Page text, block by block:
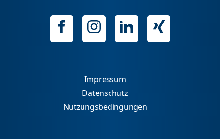
Impressum
Datenschutz
Nutzungsbedingungen